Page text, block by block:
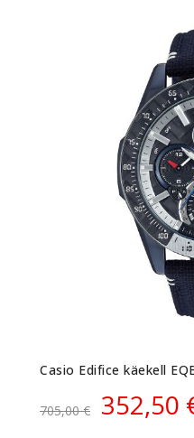
Casio Edifice käekell
705,00 € 352,50